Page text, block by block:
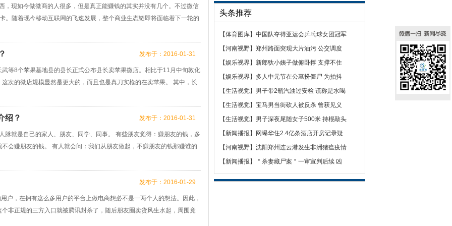
，现如今做微商的人很多，但是真正能赚钱的其实并没有几个。不过微信
。随着现今移动互联网的飞速发展，整个商业生态链即将面临着下一轮的
发布于：2016-01-31
等8个苹果基地县的县长正式公布县长卖苹果微店。相比于11月中旬敦化
次的微店规模显然是更大的，而且也是真刀实枪的在卖苹果。 其中，长
绍？ 发布于：2016-01-31
脉就是自己的家人、朋友、同学、同事。 有些朋友觉得：赚朋友的钱，多
会赚朋友的钱。 有人就会问：我们从朋友做起，不赚朋友的钱那赚谁的
发布于：2016-01-29
户，在拥有这么多用户的平台上做电商想必不是一两个人的想法。因此，
非正规的三方入口就被腾讯封杀了，随后朋友圈卖货风生水起，周围竟
头条推荐
【体育图库】 中国队夺得亚运会乒乓球女团冠军
【河南视野】 郑州路面突现大片油污 公交调度
【娱乐视界】 新郎驮小姨子做俯卧撑 支撑不住
【娱乐视界】 多人中元节在公墓扮僵尸 为拍抖
【生活视觉】 男子带2瓶汽油过安检 谎称是水喝
【生活视觉】 宝马男当街砍人被反杀 曾获见义
【生活视觉】 男子深夜尾随女子500米 持棍敲头
【新闻播报 】
网曝华住2.4亿条酒店开房记录疑
【河南视野】 沈阳郑州连云港发生非洲猪瘟疫情
【新闻播报 】 ＂杀妻藏尸案＂一审宣判后续 凶